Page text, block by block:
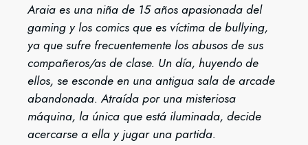
Araia es una niña de 15 años apasionada del
gaming y los comics que es víctima de bullying,
ya que sufre frecuentemente los abusos de sus
compañeros/as de clase. Un día, huyendo de
ellos, se esconde en una antigua sala de arcade
abandonada. Atraída por una misteriosa
máquina, la única que está iluminada, decide
acercarse a ella y jugar una partida.